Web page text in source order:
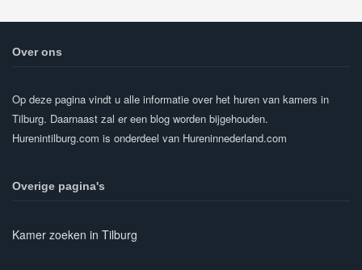
Over ons
Op deze pagina vindt u alle informatie over het huren van kamers in
Tilburg. Daarnaast zal er een blog worden bijgehouden.
Hurenintilburg.com is onderdeel van Hureninnederland.com
Overige pagina's
Kamer zoeken in Tilburg